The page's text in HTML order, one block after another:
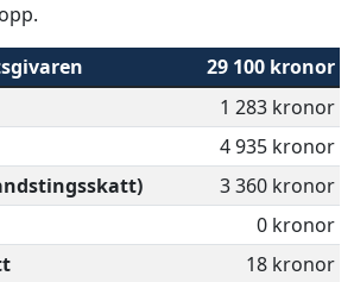
29 100 kronor
1 283 kronor
4 935 kronor
3 360 kronor
0 kronor
18 kronor